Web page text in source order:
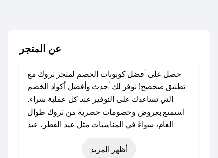
عن المتجر
احصل على أفضل كوبونات الخصم لمتجر تروك مع
تطبيق صحصح! نوفر لك أحدث وأفضل أكواد الخصم
التي تساعدك على التوفير عند كل عملية شراء.
استمتع بعروض وخصومات حصرية من تروك طوال
العام، سواءً في المناسبات مثل عيد الفطر، عيد
الأضحى، الجمعة البيضاء (شهر نوفمبر)، رمضان،
اليوم الوطني، يوم التأسيس، أو حتى عروض خاصة
أظهر المزيد